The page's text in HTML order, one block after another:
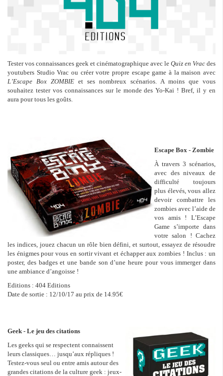
Tester vos connaissances geek et cinématographique avec le Quiz en Vrac des
youtubers Studio Vrac ou créer votre propre escape game à la maison avec
L’Escape Box ZOMBIE et ses nombreux scénarios. A moins que vous
souhaitez tester vos connaissances sur le monde des Yo-Kai ! Bref, il y en
aura pour tous les goûts.
Escape Box - Zombie
À travers 3 scénarios,
avec des niveaux de
difficulté toujours
plus élevés, vous allez
devoir combattre les
zombies avec l’aide de
vos amis ! L’Escape
Game s’importe dans
votre salon ! Cachez
les indices, jouez chacun un rôle bien défini, et surtout, essayez de résoudre
les énigmes pour vous en sortir vivant et échapper aux zombies ! Inclus : un
poster, des badges et une bande son d’une heure pour vous immerger dans
une ambiance d’angoisse !
Editions : 404 Editions
Date de sortie : 12/10/17 au prix de 14.95€
Geek - Le jeu des citations
Les geeks qui se respectent connaissent
leurs classiques… jusqu’aux répliques !
Testez-vous seul ou entre amis autour des
grandes citations de la culture geek : jeux-